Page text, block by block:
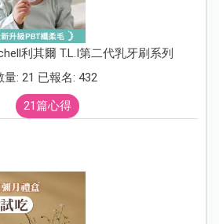
利其爾 T.L.I第二代乳牙刷系列
量: 21 已報名: 432
21篇心得